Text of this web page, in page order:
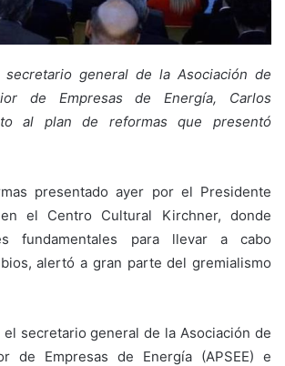
general de la Asociación de
de Empresas de Energía, Carlos
al plan de reformas que presentó
presentado ayer por el Presidente
el Centro Cultural Kirchner, donde
fundamentales para llevar a cabo
alertó a gran parte del gremialismo
secretario general de la Asociación de
de Empresas de Energía (APSEE) e